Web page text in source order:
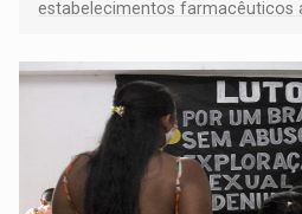
estabelecimentos farmacêuticos